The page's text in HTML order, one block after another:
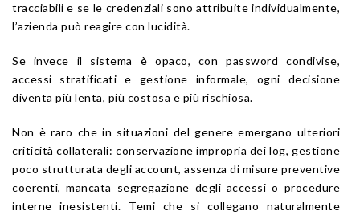
tracciabili e se le credenziali sono attribuite individualmente,
l’azienda può reagire con lucidità.
Se invece il sistema è opaco, con password condivise,
accessi stratificati e gestione informale, ogni decisione
diventa più lenta, più costosa e più rischiosa.
Non è raro che in situazioni del genere emergano ulteriori
criticità collaterali: conservazione impropria dei log, gestione
poco strutturata degli account, assenza di misure preventive
coerenti, mancata segregazione degli accessi o procedure
interne inesistenti. Temi che si collegano naturalmente